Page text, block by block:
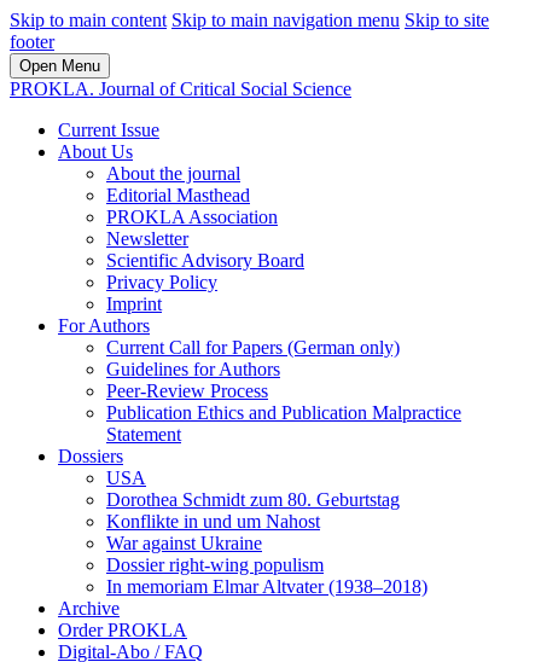
Skip to main content Skip to main navigation menu Skip to site
footer
Open Menu
PROKLA. Journal of Critical Social Science
Current Issue
About Us
About the journal
Editorial Masthead
PROKLA Association
Newsletter
Scientific Advisory Board
Privacy Policy
Imprint
For Authors
Current Call for Papers (German only)
Guidelines for Authors
Peer-Review Process
Publication Ethics and Publication Malpractice
Statement
Dossiers
USA
Dorothea Schmidt zum 80. Geburtstag
Konflikte in und um Nahost
War against Ukraine
Dossier right-wing populism
In me­mo­ri­am Elmar Altvater (1938–2018)
Archive
Order PROKLA
Digital-Abo / FAQ